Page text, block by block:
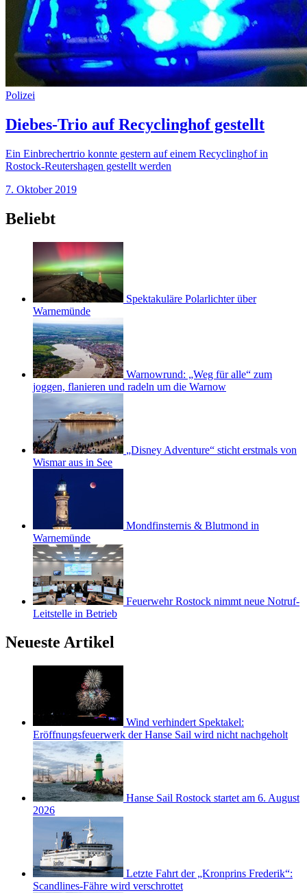
Polizei
Diebes-Trio auf Recyclinghof gestellt
Ein Einbrechertrio konnte gestern auf einem Recyclinghof in
Rostock-Reutershagen gestellt werden
7. Oktober 2019
Beliebt
Spektakuläre Polarlichter über
Warnemünde
Warnowrund: „Weg für alle“ zum
joggen, flanieren und radeln um die Warnow
„Disney Adventure“ sticht erstmals von
Wismar aus in See
Mondfinsternis & Blutmond in
Warnemünde
Feuerwehr Rostock nimmt neue Notruf-
Leitstelle in Betrieb
Neueste Artikel
Wind verhindert Spektakel:
Eröffnungsfeuerwerk der Hanse Sail wird nicht nachgeholt
Hanse Sail Rostock startet am 6. August
2026
Letzte Fahrt der „Kronprins Frederik“:
Scandlines-Fähre wird verschrottet